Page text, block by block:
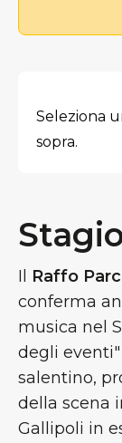
Il Raffo
conferma
musica nel
degli
salentino,
della scena
Gallipoli in
Seleziona
sopra.